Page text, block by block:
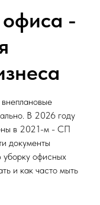
офиса -
В 2026 году
в 2021-м - СП
документы
уборку офисных
и как часто мыть